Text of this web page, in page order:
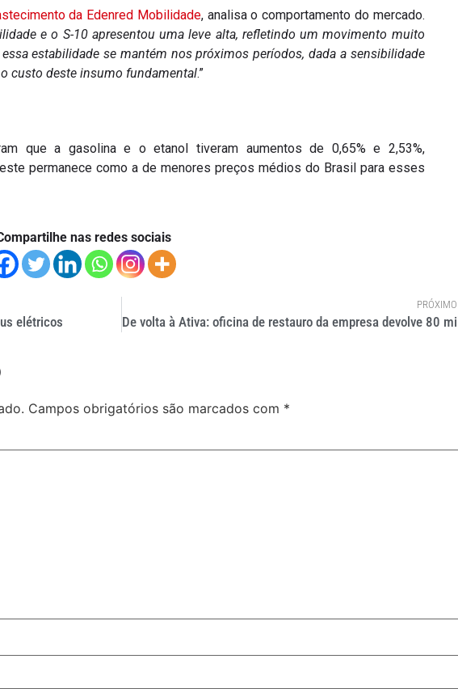
da Edenred Mobilidade, analisa o comportamento do mercado.
e o S-10 apresentou uma leve alta, refletindo um movimento muito
estabilidade se mantém nos próximos períodos, dada a sensibilidade
custo deste insumo fundamental.”
que a gasolina e o etanol tiveram aumentos de 0,65% e 2,53%,
permanece como a de menores preços médios do Brasil para esses
nas redes sociais
elétricos
Campos obrigatórios são marcados com *